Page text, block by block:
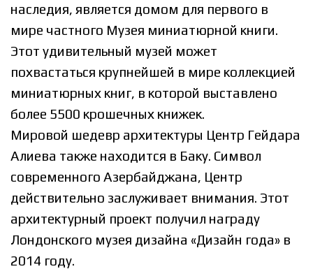
наследия, является домом для первого в
мире частного Музея миниатюрной книги.
Этот удивительный музей может
похвастаться крупнейшей в мире коллекцией
миниатюрных книг, в которой выставлено
более 5500 крошечных книжек.
Мировой шедевр архитектуры Центр Гейдара
Алиева также находится в Баку. Символ
современного Азербайджана, Центр
действительно заслуживает внимания. Этот
архитектурный проект получил награду
Лондонского музея дизайна «Дизайн года» в
2014 году.